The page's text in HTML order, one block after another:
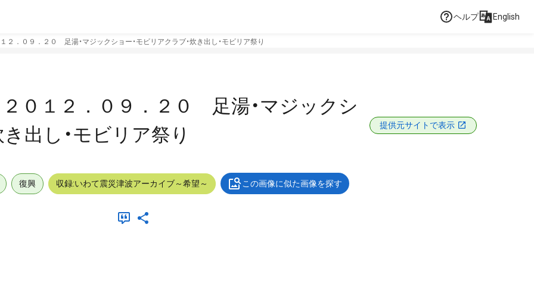
ヘルプ English
２．０９．２０ 足湯・マジックショー・モビリアクラブ・炊き出し・モビリア祭り
０１２．０９．２０ 足湯・マジックシ
出し・モビリア祭り
提供元サイトで表示
復興 収録:いわて震災津波アーカイブ～希望～ この画像に似た画像を探す